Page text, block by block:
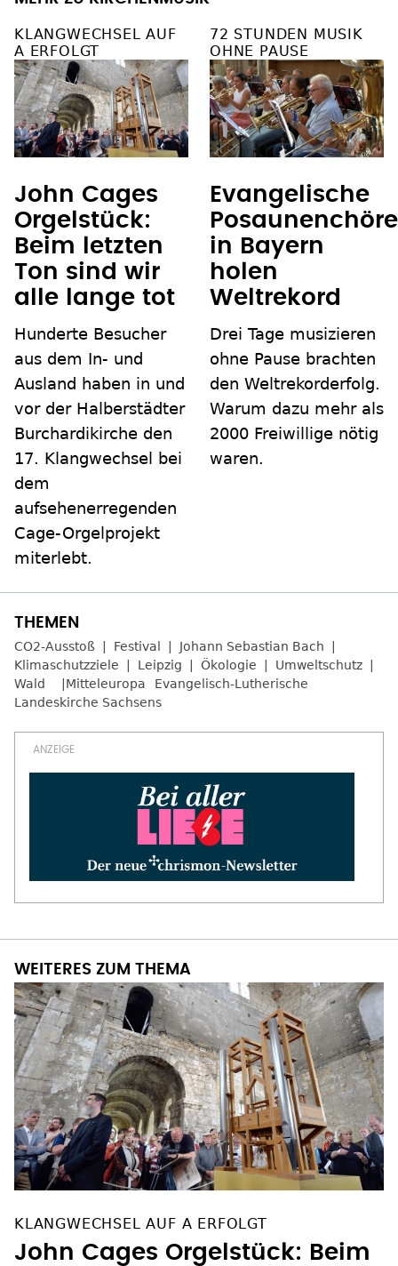
KLANGWECHSEL AUF
A ERFOLGT
John Cages
Orgelstück:
Beim letzten
Ton sind wir
alle lange tot
Hunderte Besucher
aus dem In- und
Ausland haben in und
vor der Halberstädter
Burchardikirche den
17. Klangwechsel bei
dem
aufsehenerregenden
Cage-Orgelprojekt
miterlebt.
72 STUNDEN MUSIK
OHNE PAUSE
Evangelische
Posaunenchöre
in Bayern
holen
Weltrekord
Drei Tage musizieren
ohne Pause brachten
den Weltrekorderfolg.
Warum dazu mehr als
2000 Freiwillige nötig
waren.
CO2-Ausstoß Festival
Johann Sebastian Bach
Klimaschutzziele
Leipzig Ökologie
Umweltschutz
Wald
Mitteleuropa
Evangelisch-Lutherische
Landeskirche Sachsens
WEITERES ZUM THEMA
KLANGWECHSEL AUF A ERFOLGT
John Cages Orgelstück: Beim